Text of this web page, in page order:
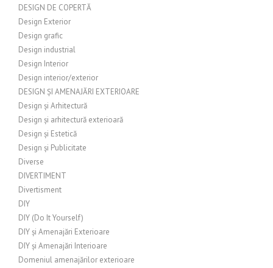
DESIGN DE COPERTĂ
Design Exterior
Design grafic
Design industrial
Design Interior
Design interior/exterior
DESIGN ȘI AMENAJĂRI EXTERIOARE
Design și Arhitectură
Design și arhitectură exterioară
Design și Estetică
Design și Publicitate
Diverse
DIVERTIMENT
Divertisment
DIY
DIY (Do It Yourself)
DIY și Amenajări Exterioare
DIY și Amenajări Interioare
Domeniul amenajărilor exterioare